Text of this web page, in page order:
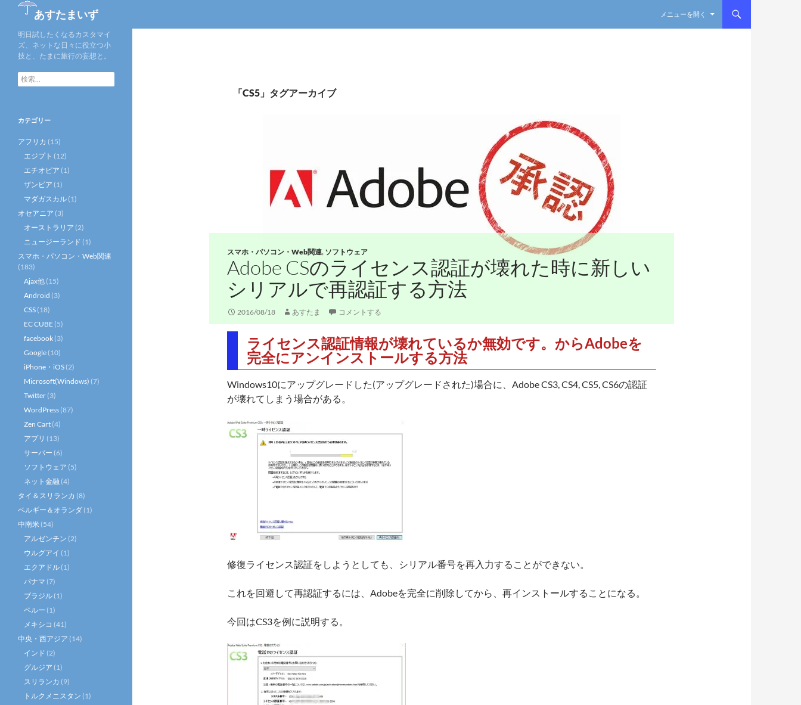
あすたまいず
メニューを開く
「CS5」タグアーカイブ
スマホ・パソコン・Web関連, ソフトウェア
Adobe CSのライセンス認証が壊れた時に新しい
シリアルで再認証する方法
2016/08/18 あすたま コメントする
ライセンス認証情報が壊れているか無効です。からAdobeを
完全にアンインストールする方法
Windows10にアップグレードした(アップグレードされた)場合に、Adobe CS3, CS4, CS5, CS6の認証
が壊れてしまう場合がある。
修復ライセンス認証をしようとしても、シリアル番号を再入力することができない。
これを回避して再認証するには、Adobeを完全に削除してから、再インストールすることになる。
今回はCS3を例に説明する。
明日試したくなるカスタマイ
ズ、ネットな日々に役立つ小
技と、たまに旅行の妄想と。
検
索
カテゴリー
アフリカ (15)
エジプト (12)
エチオピア (1)
ザンビア (1)
マダガスカル (1)
オセアニア (3)
オーストラリア (2)
ニュージーランド (1)
スマホ・パソコン・Web関連
(183)
Ajax他 (15)
Android (3)
CSS (18)
EC CUBE (5)
facebook (3)
Google (10)
iPhone・iOS (2)
Microsoft(Windows) (7)
Twitter (3)
WordPress (87)
Zen Cart (4)
アプリ (13)
サーバー (6)
ソフトウェア (5)
ネット金融 (4)
タイ＆スリランカ (8)
ベルギー＆オランダ (1)
中南米 (54)
アルゼンチン (2)
ウルグアイ (1)
エクアドル (1)
パナマ (7)
ブラジル (1)
ペルー (1)
メキシコ (41)
中央・西アジア (14)
インド (2)
グルジア (1)
スリランカ (9)
トルクメニスタン (1)